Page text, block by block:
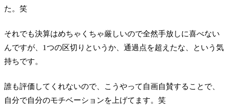
た。笑
それでも決算はめちゃくちゃ厳しいので全然手放しに喜べない
んですが、1つの区切りというか、通過点を超えたな、という気
持ちです。
誰も評価してくれないので、こうやって自画自賛することで、
自分で自分のモチベーションを上げてます。笑